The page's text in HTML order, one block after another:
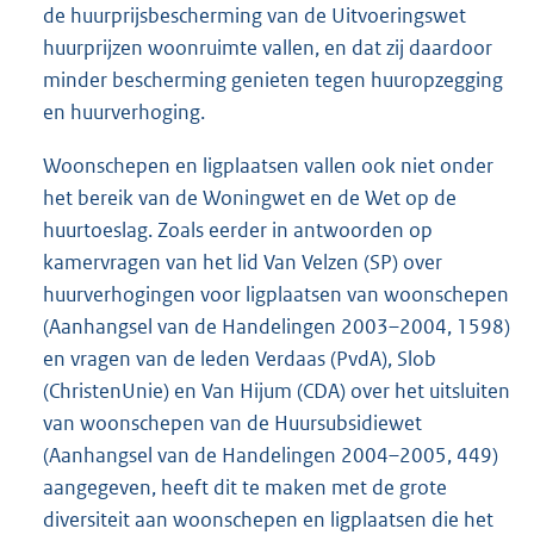
de huurprijsbescherming van de Uitvoeringswet
huurprijzen woonruimte vallen, en dat zij daardoor
minder bescherming genieten tegen huuropzegging
en huurverhoging.
Woonschepen en ligplaatsen vallen ook niet onder
het bereik van de Woningwet en de Wet op de
huurtoeslag. Zoals eerder in antwoorden op
kamervragen van het lid Van Velzen (SP) over
huurverhogingen voor ligplaatsen van woonschepen
(Aanhangsel van de Handelingen 2003–2004, 1598)
en vragen van de leden Verdaas (PvdA), Slob
(ChristenUnie) en Van Hijum (CDA) over het uitsluiten
van woonschepen van de Huursubsidiewet
(Aanhangsel van de Handelingen 2004–2005, 449)
aangegeven, heeft dit te maken met de grote
diversiteit aan woonschepen en ligplaatsen die het